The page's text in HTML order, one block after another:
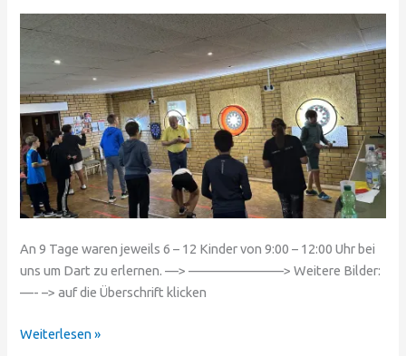
An 9 Tage waren jeweils 6 – 12 Kinder von 9:00 – 12:00 Uhr bei
uns um Dart zu erlernen. —> ———————> Weitere Bilder:
—- –> auf die Überschrift klicken
Weiterlesen »